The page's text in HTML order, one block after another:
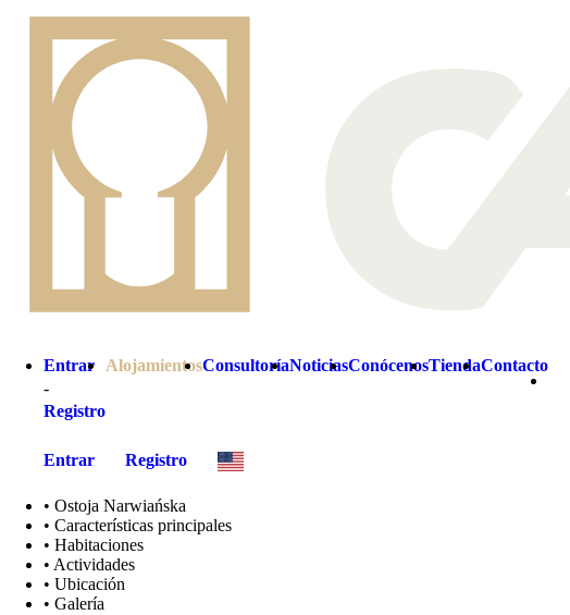
Entrar
-
Registro
AlojamientosConsultoríaNoticiasConócenosTiendaContacto
Entrar Registro
• Ostoja Narwiańska
• Características principales
• Habitaciones
• Actividades
• Ubicación
• Galería